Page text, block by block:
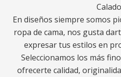
En diseños siempre somos
ropa de cama, nos gusta
expresar tus estilos en
Seleccionamos los más
ofrecerte calidad,